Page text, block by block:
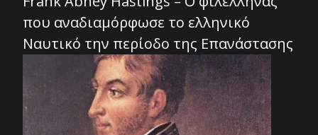
που αναδιαμόρφωσε το ελληνικό
Ναυτικό την περίοδο της Επανάστασης